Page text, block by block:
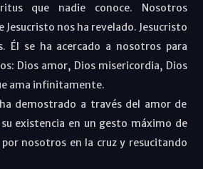
que nadie conoce. Nosotros
Jesucristo nos ha revelado. Jesucristo
Él se ha acercado a nosotros para
Dios amor, Dios misericordia, Dios
ama infinitamente.
demostrado a través del amor de
existencia en un gesto máximo de
nosotros en la cruz y resucitando